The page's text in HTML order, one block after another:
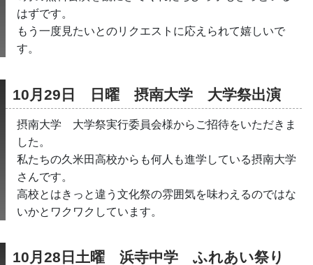
はずです。
もう一度見たいとのリクエストに応えられて嬉しいで
す。
10月29日　日曜　摂南大学　大学祭出演
摂南大学　大学祭実行委員会様からご招待をいただきま
した。
私たちの久米田高校からも何人も進学している摂南大学
さんです。
高校とはきっと違う文化祭の雰囲気を味わえるのではな
いかとワクワクしています。
10月28日土曜　浜寺中学　ふれあい祭り